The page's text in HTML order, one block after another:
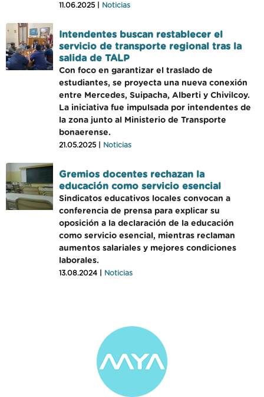
11.06.2025 | Noticias
Intendentes buscan restablecer el
servicio de transporte regional tras la
salida de TALP
Con foco en garantizar el traslado de
estudiantes, se proyecta una nueva conexión
entre Mercedes, Suipacha, Alberti y Chivilcoy.
La iniciativa fue impulsada por intendentes de
la zona junto al Ministerio de Transporte
bonaerense.
21.05.2025 | Noticias
Gremios docentes rechazan la
educación como servicio esencial
Sindicatos educativos locales convocan a
conferencia de prensa para explicar su
oposición a la declaración de la educación
como servicio esencial, mientras reclaman
aumentos salariales y mejores condiciones
laborales.
13.08.2024 | Noticias